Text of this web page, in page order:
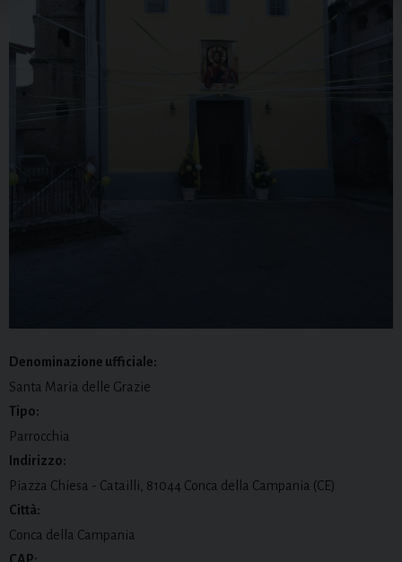
Denominazione ufficiale:
Santa Maria delle Grazie
Tipo:
Parrocchia
Indirizzo:
Piazza Chiesa - Catailli, 81044 Conca della Campania (CE)
Città:
Conca della Campania